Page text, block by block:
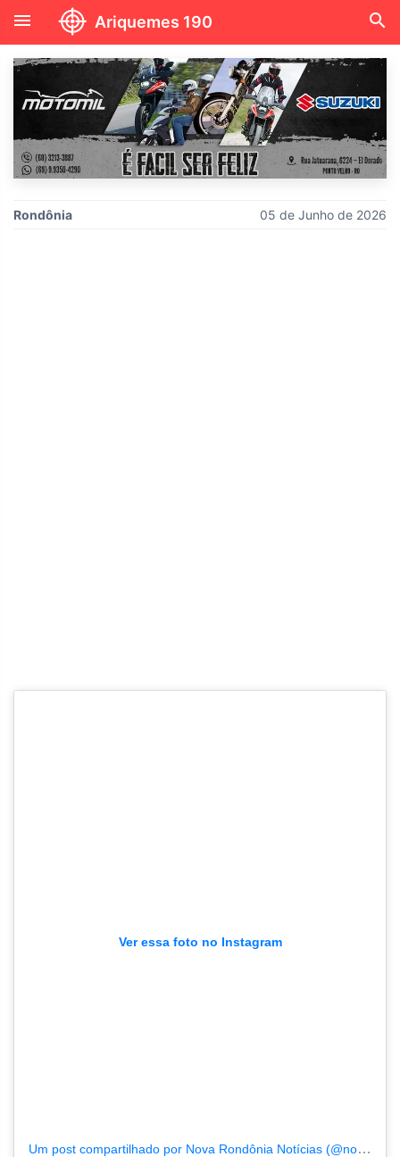
menu Ariquemes 190 search
Rondônia 05 de Junho de 2026
Ver essa foto no Instagram
Um post compartilhado por Nova Rondônia Notícias (@novarondonia)